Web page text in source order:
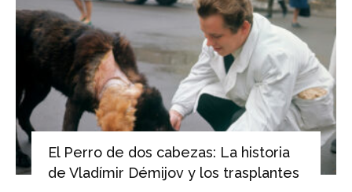
El Perro de dos cabezas: La historia
de Vladímir Démijov y los trasplantes